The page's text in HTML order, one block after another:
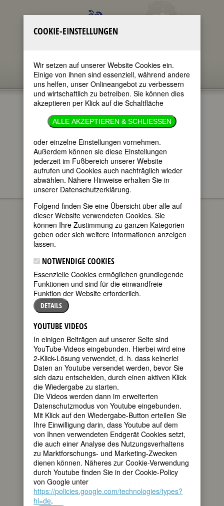
im ganzen Text
nur in Titeln
FEMBIO SPECIALS
BERÜHMTE
MALERINNEN
Kenojuak Ashevak
FEMBIO SPECIAL: BERÜHMTE
MALERINNEN
KENOJUAK ASHEVAK
Wikimedia Commons
geboren am 3.
Oktober 1927
Kinngait/Cape
Dorset,
Nunavut,
Kanada
gestorben am
8. Januar 2013
Kinngait/Cape
Dorset, Nunavut, Kanada
kanadische Künstlerin
10. Todestag am 8. Januar 2023
Biografie•Zitate• Literatur & Quellen
BIOGRAFIE
KENOJUAK ASHEVAK
COOKIE-EINSTELLUNGEN
Wir setzen auf unserer Website Cookies ein.
Einige von ihnen sind essenziell, während andere
uns helfen, unser Onlineangebot zu verbessern
und wirtschaftlich zu betreiben. Sie können dies
akzeptieren per Klick auf die Schaltfläche
ALLE AKZEPTIEREN & SCHLIESSEN
oder einzelne Einstellungen vornehmen.
Außerdem können sie diese Einstellungen
jederzeit im Fußbereich unserer Website
aufrufen und Cookies auch nachträglich wieder
abwählen. Nähere Hinweise erhalten Sie in
unserer Datenschutzerklärung.
Folgend finden Sie eine Übersicht über alle auf
dieser Website verwendeten Cookies. Sie
können Ihre Zustimmung zu ganzen Kategorien
geben oder sich weitere Informationen anzeigen
lassen.
NOTWENDIGE COOKIES
Essenzielle Cookies ermöglichen grundlegende
Funktionen und sind für die einwandfreie
Funktion der Website erforderlich.
DETAILS
YOUTUBE VIDEOS
In einigen Beiträgen auf unserer Seite sind
YouTube-Videos eingebunden. Hierbei wird eine
2-Klick-Lösung verwendet, d. h. dass keinerlei
Daten an Youtube versendet werden, bevor Sie
sich dazu entscheiden, durch einen aktiven Klick
die Wiedergabe zu starten.
Die Videos werden dann im erweiterten
Datenschutzmodus von Youtube eingebunden.
Mit Klick auf den Wiedergabe-Button erteilen Sie
Ihre Einwilligung darin, dass Youtube auf dem
von Ihnen verwendeten Endgerät Cookies setzt,
die auch einer Analyse des Nutzungsverhaltens
zu Marktforschungs- und Marketing-Zwecken
dienen können. Näheres zur Cookie-Verwendung
durch Youtube finden Sie in der Cookie-Policy
von Google unter
https://policies.google.com/technologies/types?
hl=de.